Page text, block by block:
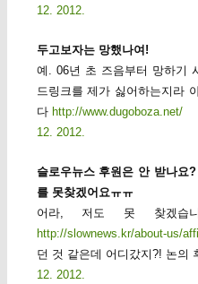
12. 2012.
두고보자는 망했나여!
예. 06년 초 즈음부터 망하기
드링크를 제가 싫어하는지라
다 http://www.dugoboza.net/
12. 2012.
슬로우뉴스 후원은 안 받나요
를 못찾겠어요ㅠㅠ
어라, 저도 못 찾겠습
http://slownews.kr/about-us/
던 것 같은데 어디갔지?! 논의
12. 2012.